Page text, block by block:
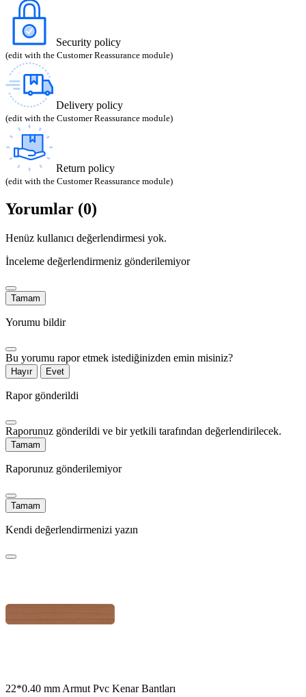
Security policy
(edit with the Customer Reassurance module)
Delivery policy
(edit with the Customer Reassurance module)
Return policy
(edit with the Customer Reassurance module)
Yorumlar (0)
Henüz kullanıcı değerlendirmesi yok.
İnceleme değerlendirmeniz gönderilemiyor
Tamam
Yorumu bildir
Bu yorumu rapor etmek istediğinizden emin misiniz?
Hayır Evet
Rapor gönderildi
Raporunuz gönderildi ve bir yetkili tarafından değerlendirilecek.
Tamam
Raporunuz gönderilemiyor
Tamam
Kendi değerlendirmenizi yazın
22*0.40 mm Armut Pvc Kenar Bantları